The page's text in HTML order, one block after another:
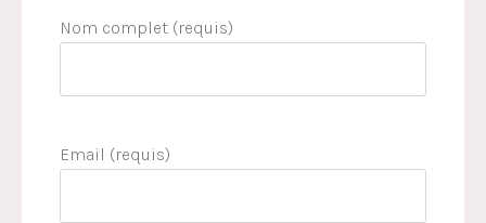
Nom complet (requis)
Email (requis)